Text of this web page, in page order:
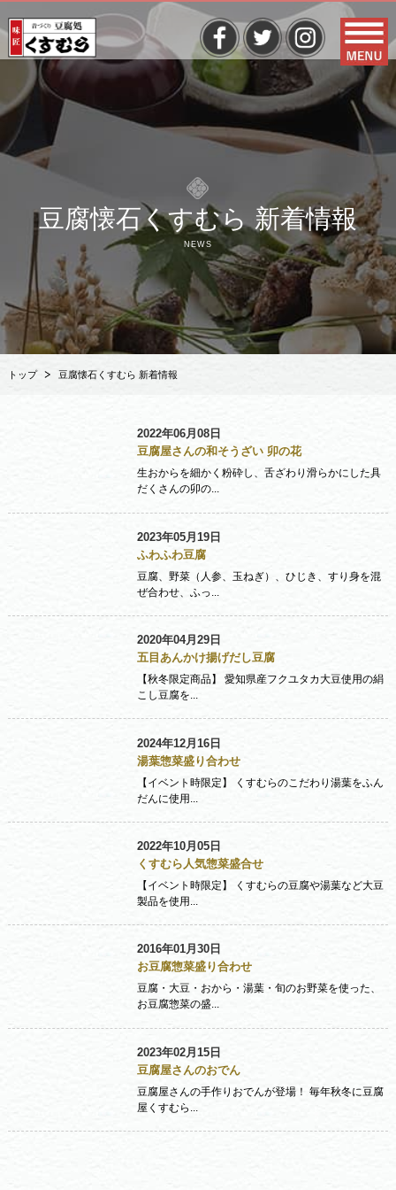
豆腐懐石くすむら 新着情報
NEWS
トップ 豆腐懐石くすむら 新着情報
2022年06月08日
豆腐屋さんの和そうざい 卯の花
生おからを細かく粉砕し、舌ざわり滑らかにした具
だくさんの卯の...
2023年05月19日
ふわふわ豆腐
豆腐、野菜（人参、玉ねぎ）、ひじき、すり身を混
ぜ合わせ、ふっ...
2020年04月29日
五目あんかけ揚げだし豆腐
【秋冬限定商品】 愛知県産フクユタカ大豆使用の絹
こし豆腐を...
2024年12月16日
湯葉惣菜盛り合わせ
【イベント時限定】 くすむらのこだわり湯葉をふん
だんに使用...
2022年10月05日
くすむら人気惣菜盛合せ
【イベント時限定】 くすむらの豆腐や湯葉など大豆
製品を使用...
2016年01月30日
お豆腐惣菜盛り合わせ
豆腐・大豆・おから・湯葉・旬のお野菜を使った、
お豆腐惣菜の盛...
2023年02月15日
豆腐屋さんのおでん
豆腐屋さんの手作りおでんが登場！ 毎年秋冬に豆腐
屋くすむら...